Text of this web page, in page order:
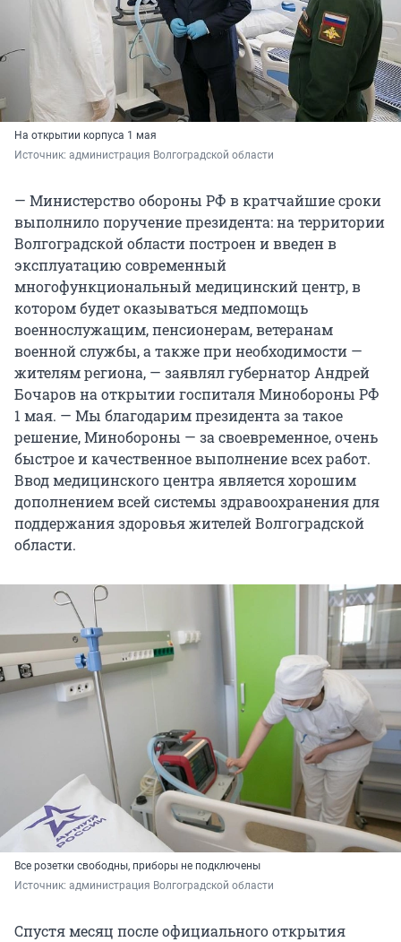
На открытии корпуса 1 мая
Источник: администрация Волгоградской области
— Министерство обороны РФ в кратчайшие сроки
выполнило поручение президента: на территории
Волгоградской области построен и введен в
эксплуатацию современный
многофункциональный медицинский центр, в
котором будет оказываться медпомощь
военнослужащим, пенсионерам, ветеранам
военной службы, а также при необходимости —
жителям региона, — заявлял губернатор Андрей
Бочаров на открытии госпиталя Минобороны РФ
1 мая. — Мы благодарим президента за такое
решение, Минобороны — за своевременное, очень
быстрое и качественное выполнение всех работ.
Ввод медицинского центра является хорошим
дополнением всей системы здравоохранения для
поддержания здоровья жителей Волгоградской
области.
Все розетки свободны, приборы не подключены
Источник: администрация Волгоградской области
Спустя месяц после официального открытия